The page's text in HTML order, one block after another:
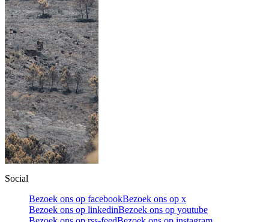
Social
Bezoek ons op facebookBezoek ons op x
Bezoek ons op linkedinBezoek ons op youtube